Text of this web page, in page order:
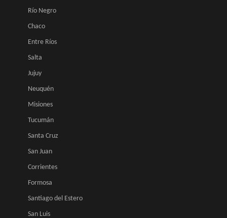
Río Negro
Chaco
Entre Ríos
Salta
Jujuy
Neuquén
Misiones
Tucumán
Santa Cruz
San Juan
Corrientes
Formosa
Santiago del Estero
San Luis